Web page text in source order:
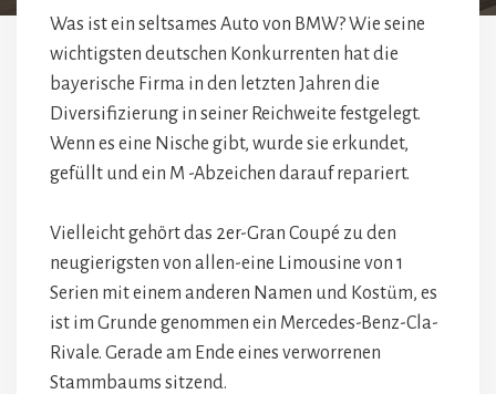
Was ist ein seltsames Auto von BMW? Wie seine
wichtigsten deutschen Konkurrenten hat die
bayerische Firma in den letzten Jahren die
Diversifizierung in seiner Reichweite festgelegt.
Wenn es eine Nische gibt, wurde sie erkundet,
gefüllt und ein M -Abzeichen darauf repariert.
Vielleicht gehört das 2er-Gran Coupé zu den
neugierigsten von allen-eine Limousine von 1
Serien mit einem anderen Namen und Kostüm, es
ist im Grunde genommen ein Mercedes-Benz-Cla-
Rivale. Gerade am Ende eines verworrenen
Stammbaums sitzend.